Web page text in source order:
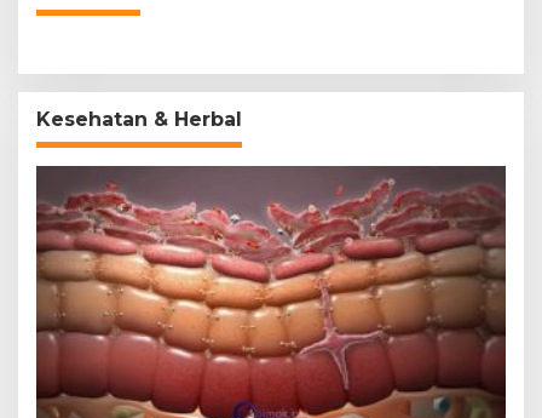
Kesehatan & Herbal